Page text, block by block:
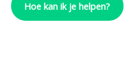
Hoe kan ik je helpen?